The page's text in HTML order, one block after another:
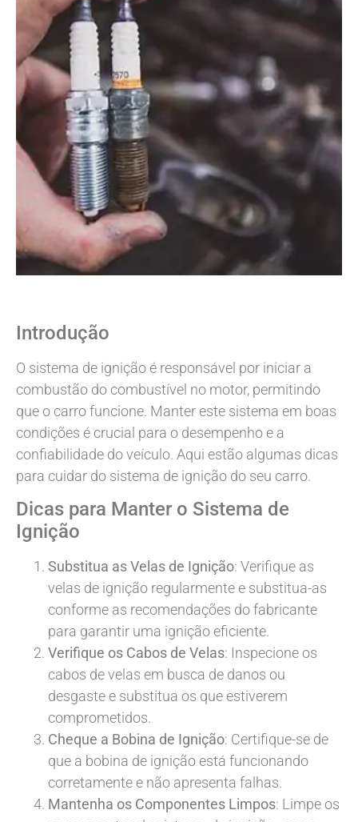
Introdução
O sistema de ignição é responsável por iniciar a
combustão do combustível no motor, permitindo
que o carro funcione. Manter este sistema em boas
condições é crucial para o desempenho e a
confiabilidade do veículo. Aqui estão algumas dicas
para cuidar do sistema de ignição do seu carro.
Dicas para Manter o Sistema de
Ignição
Substitua as Velas de Ignição: Verifique as
velas de ignição regularmente e substitua-as
conforme as recomendações do fabricante
para garantir uma ignição eficiente.
Verifique os Cabos de Velas: Inspecione os
cabos de velas em busca de danos ou
desgaste e substitua os que estiverem
comprometidos.
Cheque a Bobina de Ignição: Certifique-se de
que a bobina de ignição está funcionando
corretamente e não apresenta falhas.
Mantenha os Componentes Limpos: Limpe os